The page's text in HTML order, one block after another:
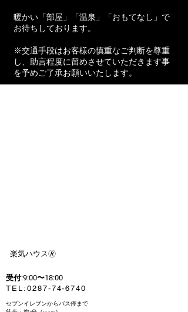
暖かい「部屋」「温泉」「おもてなし」で
お待ちしております。
※交通手段はお客様の慎重なご判断を尊重
し、助言程度に留めさせていただきます事
を予めご了承お願いいたします。
​楽気ハウス🄬
受付:9:00〜18:00
​TEL: 0287-74-6740
セブンイレブンからバス停まで